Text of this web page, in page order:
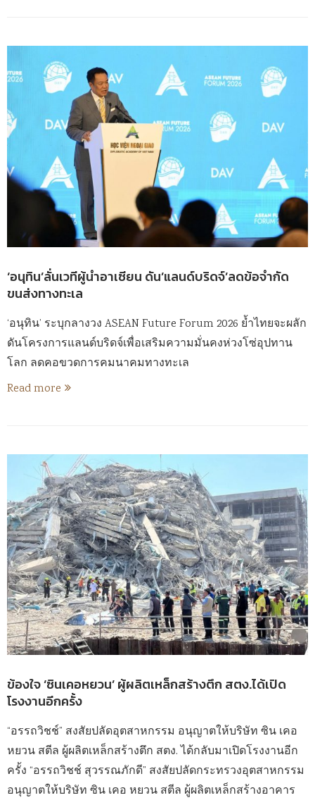
‘อนุทิน’ลั่นเวทีผู้นำอาเซียน ดัน’แลนด์บริดจ์’ลดข้อจำกัด
ขนส่งทางทะเล
‘อนุทิน’ ระบุกลางวง ASEAN Future Forum 2026 ย้ำไทยจะผลัก
ดันโครงการแลนด์บริดจ์เพื่อเสริมความมั่นคงห่วงโซ่อุปทาน
โลก ลดคอขวดการคมนาคมทางทะเล
Read more
ข้องใจ ‘ซินเคอหยวน’ ผู้ผลิตเหล็กสร้างตึก สตง.ได้เปิด
โรงงานอีกครั้ง
“อรรถวิชช์” สงสัยปลัดอุตสาหกรรม อนุญาตให้บริษัท ซิน เคอ
หยวน สตีล ผู้ผลิตเหล็กสร้างตึก สตง. ได้กลับมาเปิดโรงงานอีก
ครั้ง “อรรถวิชช์ สุวรรณภักดี” สงสัยปลัดกระทรวงอุตสาหกรรม
อนุญาตให้บริษัท ซิน เคอ หยวน สตีล ผู้ผลิตเหล็กสร้างอาคาร